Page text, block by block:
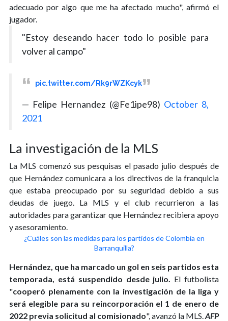
adecuado por algo que me ha afectado mucho", afirmó el
jugador.
"Estoy deseando hacer todo lo posible para
volver al campo"
pic.twitter.com/Rk9rWZKcyk
— Felipe Hernandez (@Fe1ipe98) October 8,
2021
La investigación de la MLS
La MLS comenzó sus pesquisas el pasado julio después de
que Hernández comunicara a los directivos de la franquicia
que estaba preocupado por su seguridad debido a sus
deudas de juego. La MLS y el club recurrieron a las
autoridades para garantizar que Hernández recibiera apoyo
y asesoramiento.
¿Cuáles son las medidas para los partidos de Colombia en
Barranquilla?
Hernández, que ha marcado un gol en seis partidos esta
temporada, está suspendido desde julio.
El futbolista
"cooperó plenamente con la investigación de la liga y
será elegible para su reincorporación el 1 de enero de
2022 previa solicitud al comisionado", avanzó la MLS. AFP